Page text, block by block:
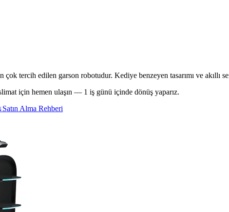
tercih edilen garson robotudur. Kediye benzeyen tasarımı ve
için hemen ulaşın — 1 iş günü içinde dönüş yaparız.
Satın Alma Rehberi